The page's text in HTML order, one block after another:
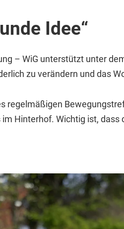
Idee“
– WiG unterstützt unter
zu verändern und das
regelmäßigen
Hinterhof. Wichtig ist,